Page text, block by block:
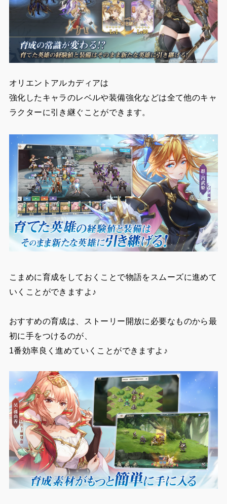
オリエントアルカディアは
強化したキャラのレベルや装備強化などは全て他のキャ
ラクターに引き継ぐことができます。
こまめに育成をしておくことで物語をスムーズに進めて
いくことができますよ♪
おすすめの育成は、ストーリー開放に必要なものから最
初に手をつけるのが、
1番効率良く進めていくことができますよ♪